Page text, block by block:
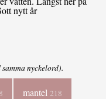
nytt år
nyckelord).
mantel 218